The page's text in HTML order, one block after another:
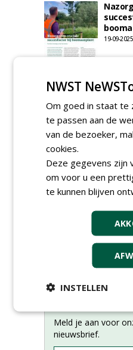
19-09-2025
Meld je aan voor
nieuwsbrief.
NWST
Om goed in staat te
te passen aan de
van de bezoeker,
cookies.
Deze gegevens zijn
om voor u een
te kunnen blijven
INSTELLEN